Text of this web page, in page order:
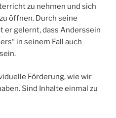
zu nehmen und sich
öffnen. Durch seine
er gelernt, dass Anderssein
in seinem Fall auch
Förderung, wie wir
Sind Inhalte einmal zu